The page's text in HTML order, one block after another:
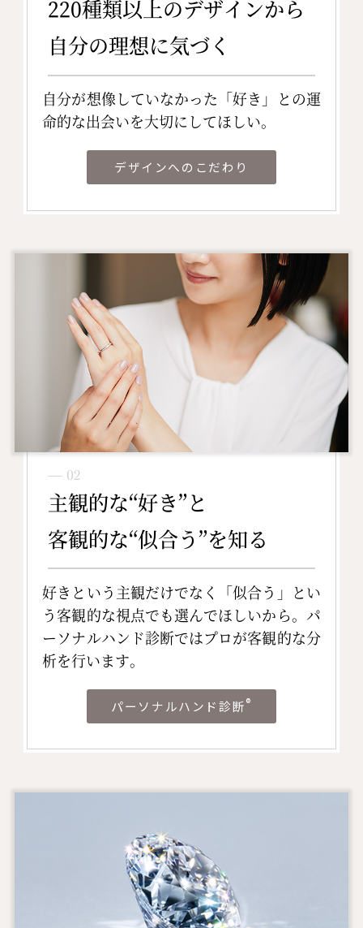
220種類以上のデザインから
自分の理想に気づく
自分が想像していなかった「好き」との運
命的な出会いを大切にしてほしい。
デザインへのこだわり
― 02
主観的な“好き”と
客観的な“似合う”を知る
好きという主観だけでなく「似合う」とい
う客観的な視点でも選んでほしいから。パ
ーソナルハンド診断ではプロが客観的な分
析を行います。
パーソナルハンド診断®